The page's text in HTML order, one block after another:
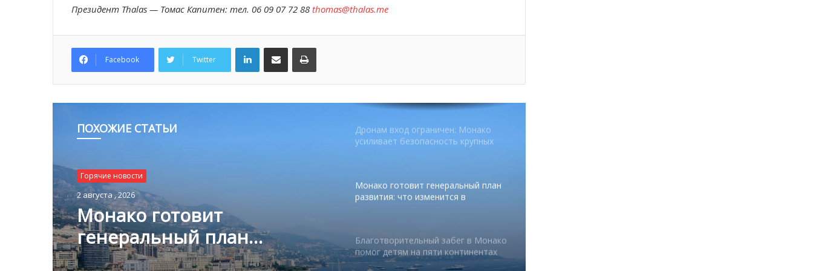
Президент Thalas — Томас Капитен: тел. 06 09 07 72 88 thomas@thalas.me
Facebook Twitter
LinkedInПоделиться по электронной почте Распечатать
ПОХОЖИЕ СТАТЬИ
Горячие новости
2 августа , 2026
Монако готовит
генеральный план
развития: что изменится в
FESTIVAL готовит вечер мирового
Дронам вход ограничен: Монако
усиливает безопасность крупных
Монако готовит генеральный план
развития: что изменится в
Благотворительный забег в Монако
помог детям на пяти континентах